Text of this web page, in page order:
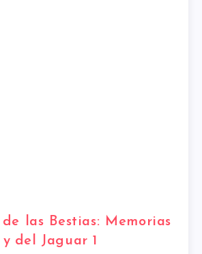
las Bestias: Memorias
del Jaguar 1